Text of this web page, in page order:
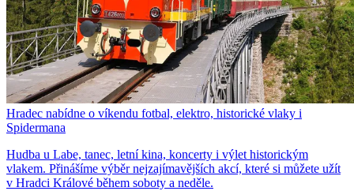
Hradec nabídne o víkendu fotbal, elektro, historické vlaky i
Spidermana
Hudba u Labe, tanec, letní kina, koncerty i výlet historickým
vlakem. Přinášíme výběr nejzajímavějších akcí, které si můžete užít
v Hradci Králové během soboty a neděle.